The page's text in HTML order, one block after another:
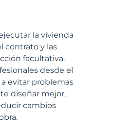
la vivienda
contrato y las
facultativa.
desde el
evitar problemas
diseñar mejor,
cambios